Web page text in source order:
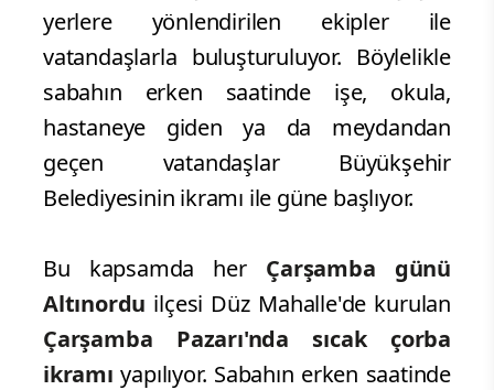
semt pazar esnafına sıcak çorba
ikramına devam ediyor.
Büyükşehir BelediyesiBuharalı Şakir
Efendi
Aşevinde hazırlanan çorbalar
pazaryerlerinde, ilçe meydanlarında ve
yerlere yönlendirilen ekipler ile
vatandaşlarla buluşturuluyor. Böylelikle
sabahın erken saatinde işe, okula,
hastaneye giden ya da meydandan